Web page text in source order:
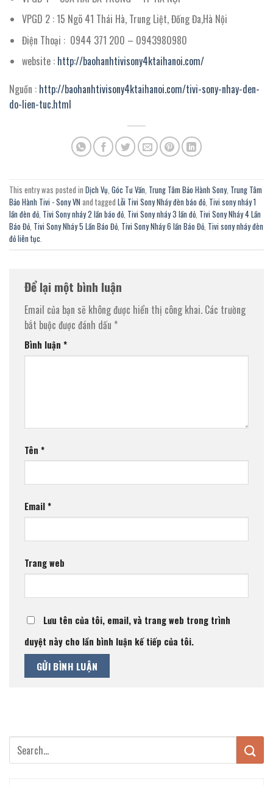
VPGD 2 : 15 Ngõ 41 Thái Hà, Trung Liệt, Đống Đa,Hà Nội
Điện Thoại : 0944 371 200 – 0943980980
website : http://baohanhtivisony4ktaihanoi.com/
Nguồn : http://baohanhtivisony4ktaihanoi.com/tivi-sony-nhay-den-
do-lien-tuc.html
This entry was posted in Dịch Vụ Góc Tư Vấn Trung Tâm Bảo Hành Sony, Trung Tâm
Bảo Hành Tivi - Sony VN and tagged Lỗi Tivi Sony Nháy đèn báo đỏ Tivi sony nháy 1
lần đèn đỏ Tivi Sony nháy 2 lần báo đỏ Tivi Sony nháy 3 lần đỏ Tivi Sony Nháy 4 Lần
Báo Đỏ Tivi Sony Nháy 5 Lần Báo Đỏ Tivi Sony Nháy 6 lần Báo Đỏ Tivi sony nháy đèn
đỏ liên tục
Để lại một bình luận
Email của bạn sẽ không được hiển thị công khai. Các trường
bắt buộc được đánh dấu *
Bình luận *
Tên *
Email*
Trang web
Lưu tên của tôi, email, và trang web trong trình
duyệt này cho lần bình luận kế tiếp của tôi.